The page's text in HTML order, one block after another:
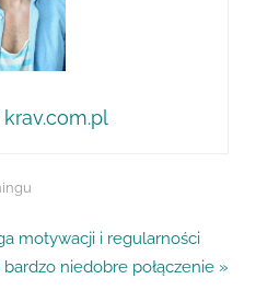
motywacji i regularności
niedobre połączenie